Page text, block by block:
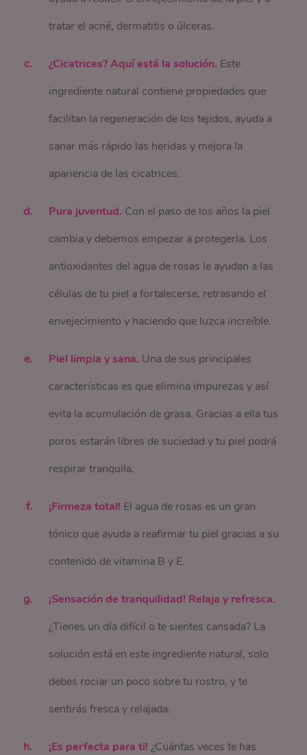
tratar el acné, dermatitis o úlceras.
¿Cicatrices? Aquí está la solución. Este
ingrediente natural contiene propiedades que
facilitan la regeneración de los tejidos, ayuda a
sanar más rápido las heridas y mejora la
apariencia de las cicatrices.
Pura juventud. Con el paso de los años la piel
cambia y debemos empezar a protegerla. Los
antioxidantes del agua de rosas le ayudan a las
células de tu piel a fortalecerse, retrasando el
envejecimiento y haciendo que luzca increíble.
Piel limpia y sana. Una de sus principales
características es que elimina impurezas y así
evita la acumulación de grasa. Gracias a ella tus
poros estarán libres de suciedad y tu piel podrá
respirar tranquila.
¡Firmeza total! El agua de rosas es un gran
tónico que ayuda a reafirmar tu piel gracias a su
contenido de vitamina B y E.
¡Sensación de tranquilidad! Relaja y refresca.
¿Tienes un día difícil o te sientes cansada? La
solución está en este ingrediente natural, solo
debes rociar un poco sobre tu rostro, y te
sentirás fresca y relajada.
¡Es perfecta para ti! ¿Cuántas veces te has